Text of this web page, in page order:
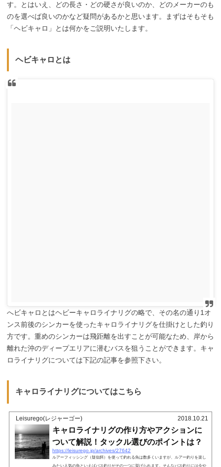
す。とはいえ、どの長さ・どの硬さが良いのか、どのメーカーのも
のを選べば良いのかなど疑問があるかと思います。まずはそもそも
「ヘビキャロ」とは何かをご説明いたします。
ヘビキャロとは
へビキャロとはヘビーキャロライナリグの略で、その名の通り1オ
ンス前後のシンカーを使ったキャロライナリグを仕掛けとした釣り
方です。重めのシンカーは飛距離を出すことが可能なため、岸から
離れた沖のディープエリアに潜むバスを狙うことができます。キャ
ロライナリグについては下記の記事を参照下さい。
キャロライナリグについてはこちら
Leisurego(レジャーゴー) 2018.10.21
キャロライナリグの作り方やアクションに
ついて解説！タックル選びのポイントは？
https://leisurego.jp/archives/27642
ルアーフィッシング（疑似餌）を使って釣れる魚は数多くいますが、ルアー釣りを楽し
みたい人気の魚といえばバス釣りがその一つに挙げられます。そんなバス釣りには今や